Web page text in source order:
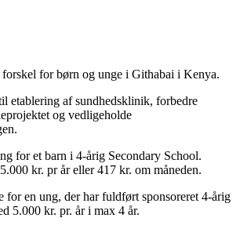
for børn og unge i Githabai i Kenya.
etablering af sundhedsklinik, forbedre
og vedligeholde
for et barn i 4-årig Secondary School.
kr. pr år eller 417 kr. om måneden.
for en ung, der har fuldført sponsoreret 4-årig
5.000 kr. pr. år i max 4 år.